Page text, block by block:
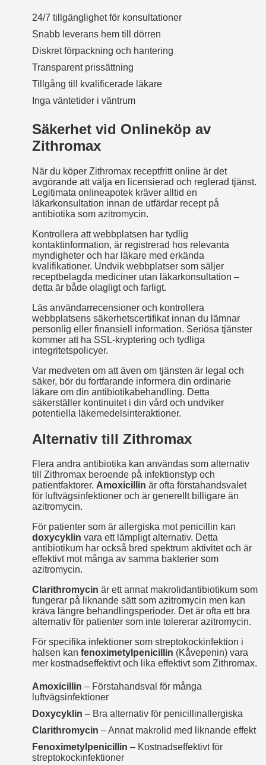
24/7 tillgänglighet för konsultationer
Snabb leverans hem till dörren
Diskret förpackning och hantering
Transparent prissättning
Tillgång till kvalificerade läkare
Inga väntetider i väntrum
Säkerhet vid Onlineköp av
Zithromax
När du köper Zithromax receptfritt online är det
avgörande att välja en licensierad och reglerad tjänst.
Legitimata onlineapotek kräver alltid en
läkarkonsultation innan de utfärdar recept på
antibiotika som azitromycin.
Kontrollera att webbplatsen har tydlig
kontaktinformation, är registrerad hos relevanta
myndigheter och har läkare med erkända
kvalifikationer. Undvik webbplatser som säljer
receptbelagda mediciner utan läkarkonsultation –
detta är både olagligt och farligt.
Läs användarrecensioner och kontrollera
webbplatsens säkerhetscertifikat innan du lämnar
personlig eller finansiell information. Seriösa tjänster
kommer att ha SSL-kryptering och tydliga
integritetspolicyer.
Var medveten om att även om tjänsten är legal och
säker, bör du fortfarande informera din ordinarie
läkare om din antibiotikabehandling. Detta
säkerställer kontinuitet i din vård och undviker
potentiella läkemedelsinteraktioner.
Alternativ till Zithromax
Flera andra antibiotika kan användas som alternativ
till Zithromax beroende på infektionstyp och
patientfaktorer. Amoxicillin är ofta förstahandsvalet
för luftvägsinfektioner och är generellt billigare än
azitromycin.
För patienter som är allergiska mot penicillin kan
doxycyklin vara ett lämpligt alternativ. Detta
antibiotikum har också bred spektrum aktivitet och är
effektivt mot många av samma bakterier som
azitromycin.
Clarithromycin är ett annat makrolid­antibiotikum som
fungerar på liknande sätt som azitromycin men kan
kräva längre behandlingsperioder. Det är ofta ett bra
alternativ för patienter som inte tolererar azitromycin.
För specifika infektioner som streptokockinfektion i
halsen kan fenoximetylpenicillin (Kåvepenin) vara
mer kostnadseffektivt och lika effektivt som Zithromax.
Amoxicillin – Förstahands­val för många
luftvägsinfektioner
Doxycyklin – Bra alternativ för penicillin­allergiska
Clarithromycin – Annat makrolid med liknande effekt
Fenoximetylpenicillin – Kostnadseffektivt för
streptokockinfektioner